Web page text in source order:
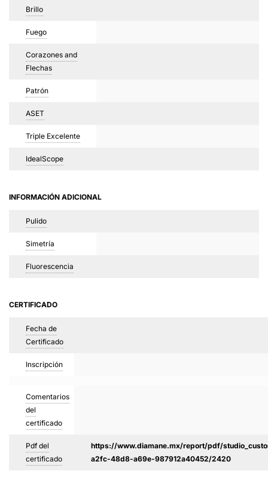
Brillo
Fuego
Corazones and
Flechas
Patrón
ASET
Triple Excelente
IdealScope
INFORMACIÓN ADICIONAL
Pulido
Simetría
Fluorescencia
CERTIFICADO
Fecha de
Certificado
Inscripción
Comentarios
del
certificado
Pdf del
certificado
https://www.diamane.mx/report/pdf/
a2fc-48d8-a69e-987912a40452/2420